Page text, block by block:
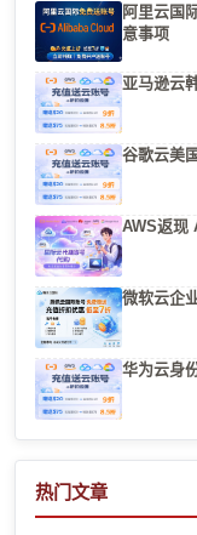
阿里云国
意事项
亚马逊云
谷歌云美
AWS返现
微软云企
华为云身
热门文章